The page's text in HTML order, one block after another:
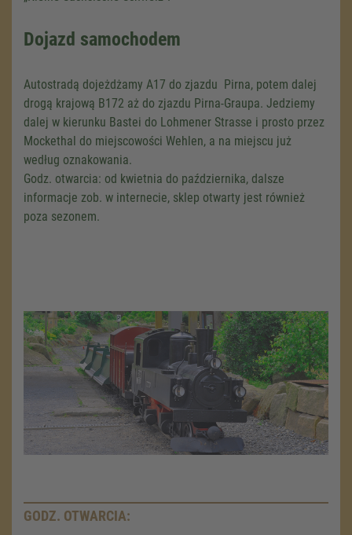
Dojazd samochodem
Autostradą dojeżdżamy A17 do zjazdu Pirna, potem dalej
drogą krajową B172 aż do zjazdu Pirna-Graupa. Jedziemy
dalej w kierunku Bastei do Lohmener Strasse i prosto przez
Mockethal do miejscowości Wehlen, a na miejscu już
według oznakowania.
Godz. otwarcia: od kwietnia do października, dalsze
informacje zob. w internecie, sklep otwarty jest również
poza sezonem.
GODZ. OTWARCIA: